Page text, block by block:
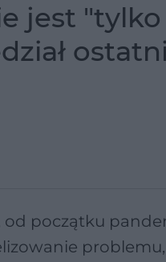
jest
od początku